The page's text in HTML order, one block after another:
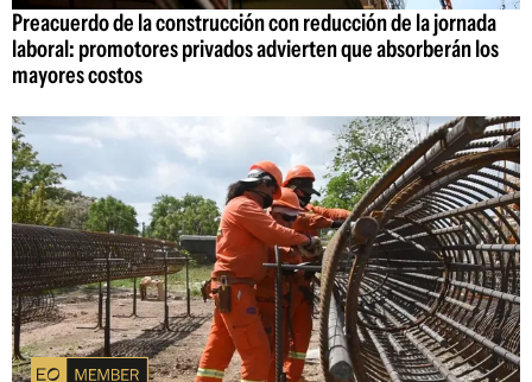
Preacuerdo de la construcción con reducción de la jornada
laboral: promotores privados advierten que absorberán los
mayores costos